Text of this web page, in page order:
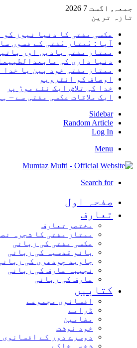
جمعہ, اگست 7 2026
تازہ ترین
عکسی مفتی کا دنیا نیوز کو
آپا : مْمتاز مْفتی کے فسوں
ممتاز مفتی یادیں اور
دنیا داری کی
ممتاز مفتی خود بین یا خدا
اوصاف کو انٹرویو
خدا کی تلاش ایک نئے موڑ پر
ایک ملاقات عکسی مفتی سے –
Sidebar
Random Article
Log In
Menu
Search for
صفحہ اول
تعارف
مختصر تعارف
ممتاز مفتی کا شجرہ
عکسی مفتی کی زبانی
بانو قدسیہ کی زبانی
جاوید چودھری کی
نجیبہ عارف کی زبانی
عارف کی زبانی
کتابیں
افسانوی مجموعے
ڈرامے
مضامین
خود نوشت
دوسرے دور کے افسانوی
شخصی خاکے